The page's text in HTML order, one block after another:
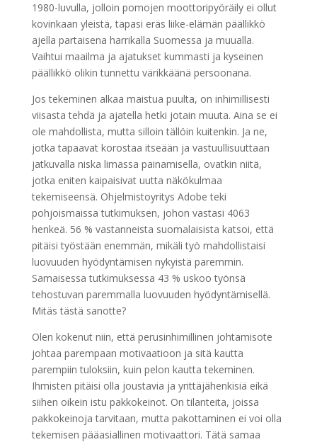
1980-luvulla, jolloin pomojen moottoripyöräily ei ollut
kovinkaan yleistä, tapasi eräs liike-elämän päällikkö
ajella partaisena harrikalla Suomessa ja muualla.
Vaihtui maailma ja ajatukset kummasti ja kyseinen
päällikkö olikin tunnettu värikkäänä persoonana.
Jos tekeminen alkaa maistua puulta, on inhimillisesti
viisasta tehdä ja ajatella hetki jotain muuta. Aina se ei
ole mahdollista, mutta silloin tällöin kuitenkin. Ja ne,
jotka tapaavat korostaa itseään ja vastuullisuuttaan
jatkuvalla niska limassa painamisella, ovatkin niitä,
jotka eniten kaipaisivat uutta näkökulmaa
tekemiseensä. Ohjelmistoyritys Adobe teki
pohjoismaissa tutkimuksen, johon vastasi 4063
henkeä. 56 % vastanneista suomalaisista katsoi, että
pitäisi työstään enemmän, mikäli työ mahdollistaisi
luovuuden hyödyntämisen nykyistä paremmin.
Samaisessa tutkimuksessa 43 % uskoo työnsä
tehostuvan paremmalla luovuuden hyödyntämisellä.
Mitäs tästä sanotte?
Olen kokenut niin, että perusinhimillinen johtamisote
johtaa parempaan motivaatioon ja sitä kautta
parempiin tuloksiin, kuin pelon kautta tekeminen.
Ihmisten pitäisi olla joustavia ja yrittäjähenkisiä eikä
siihen oikein istu pakkokeinot. On tilanteita, joissa
pakkokeinoja tarvitaan, mutta pakottaminen ei voi olla
tekemisen pääasiallinen motivaattori. Tätä samaa